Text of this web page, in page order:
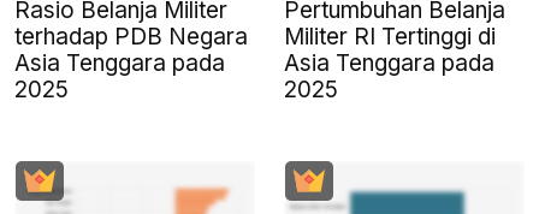
Rasio Belanja Militer
terhadap PDB Negara
Asia Tenggara pada
2025
Pertumbuhan Belanja
Militer RI Tertinggi di
Asia Tenggara pada
2025